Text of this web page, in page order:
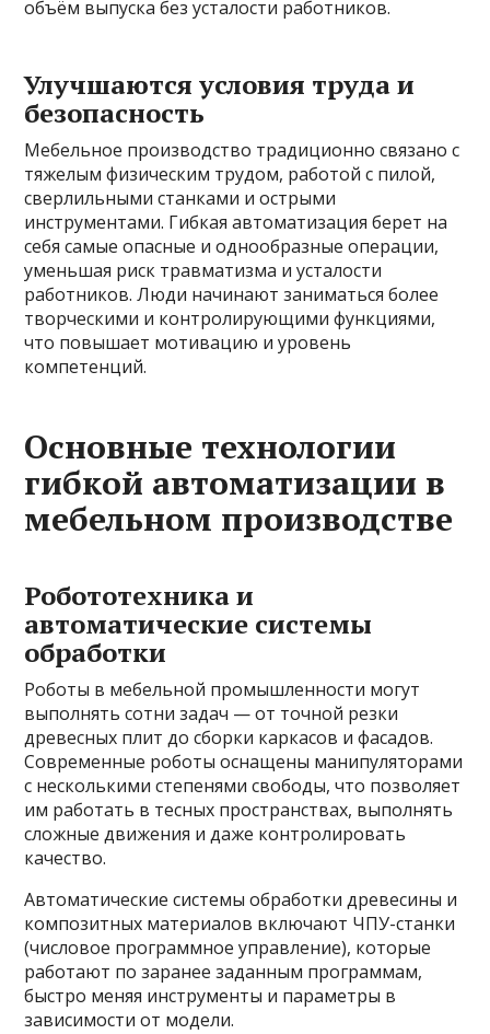
объём выпуска без усталости работников.
Улучшаются условия труда и
безопасность
Мебельное производство традиционно связано с
тяжелым физическим трудом, работой с пилой,
сверлильными станками и острыми
инструментами. Гибкая автоматизация берет на
себя самые опасные и однообразные операции,
уменьшая риск травматизма и усталости
работников. Люди начинают заниматься более
творческими и контролирующими функциями,
что повышает мотивацию и уровень
компетенций.
Основные технологии
гибкой автоматизации в
мебельном производстве
Робототехника и
автоматические системы
обработки
Роботы в мебельной промышленности могут
выполнять сотни задач — от точной резки
древесных плит до сборки каркасов и фасадов.
Современные роботы оснащены манипуляторами
с несколькими степенями свободы, что позволяет
им работать в тесных пространствах, выполнять
сложные движения и даже контролировать
качество.
Автоматические системы обработки древесины и
композитных материалов включают ЧПУ-станки
(числовое программное управление), которые
работают по заранее заданным программам,
быстро меняя инструменты и параметры в
зависимости от модели.